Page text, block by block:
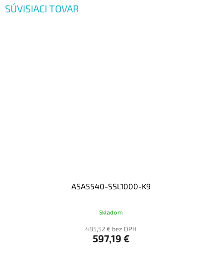
SÚVISIACI TOVAR
ASA5540-SSL1000-K9
Skladom
485,52 € bez DPH
597,19 €